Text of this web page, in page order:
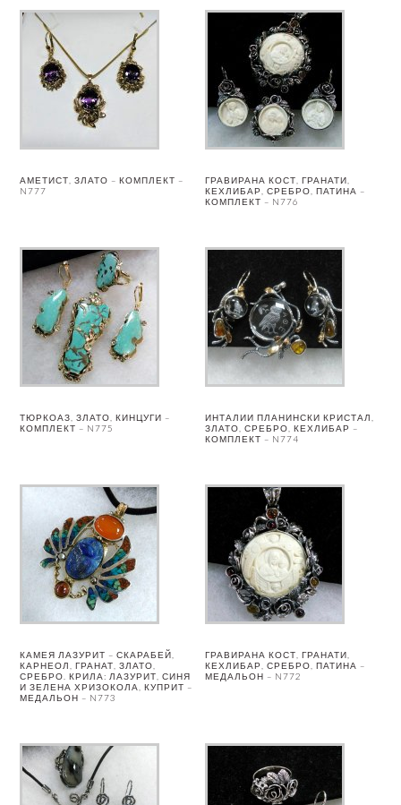
АМЕТИСТ, ЗЛАТО – КОМПЛЕКТ –
N777
ГРАВИРАНА КОСТ, ГРАНАТИ,
КЕХЛИБАР, СРЕБРО, ПАТИНА –
КОМПЛЕКТ – N776
ТЮРКОАЗ, ЗЛАТО, КИНЦУГИ –
КОМПЛЕКТ – N775
ИНТАЛИИ ПЛАНИНСКИ КРИСТАЛ,
ЗЛАТО, СРЕБРО, КЕХЛИБАР –
КОМПЛЕКТ – N774
КАМЕЯ ЛАЗУРИТ – СКАРАБЕЙ,
КАРНЕОЛ, ГРАНАТ, ЗЛАТО,
СРЕБРО. КРИЛА: ЛАЗУРИТ, СИНЯ
И ЗЕЛЕНА ХРИЗОКОЛА, КУПРИТ –
МЕДАЛЬОН – N773
ГРАВИРАНА КОСТ, ГРАНАТИ,
КЕХЛИБАР, СРЕБРО, ПАТИНА –
МЕДАЛЬОН – N772